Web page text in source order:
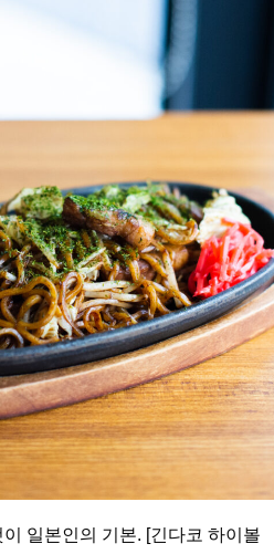
일본인의 기본. [긴다코 하이볼